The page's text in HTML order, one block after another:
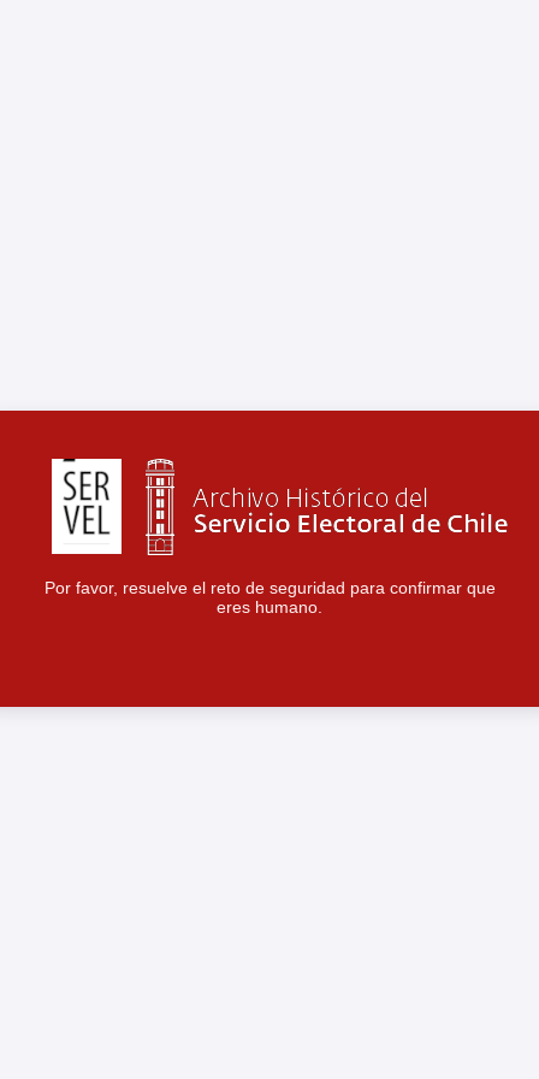
Por favor, resuelve el reto de seguridad para confirmar que
eres humano.